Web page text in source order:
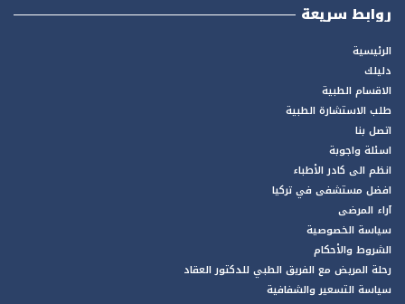
روابط سريعة
الرئيسية
دليلك
الاقسام الطبية
طلب الاستشارة الطبية
اتصل بنا
اسئلة واجوبة
انظم الى كادر الأطباء
افضل مستشفى في تركيا
آراء المرضى
سياسة الخصوصية
الشروط والأحكام
رحلة المريض مع الفريق الطبي للدكتور العقاد
سياسة التسعير والشفافية